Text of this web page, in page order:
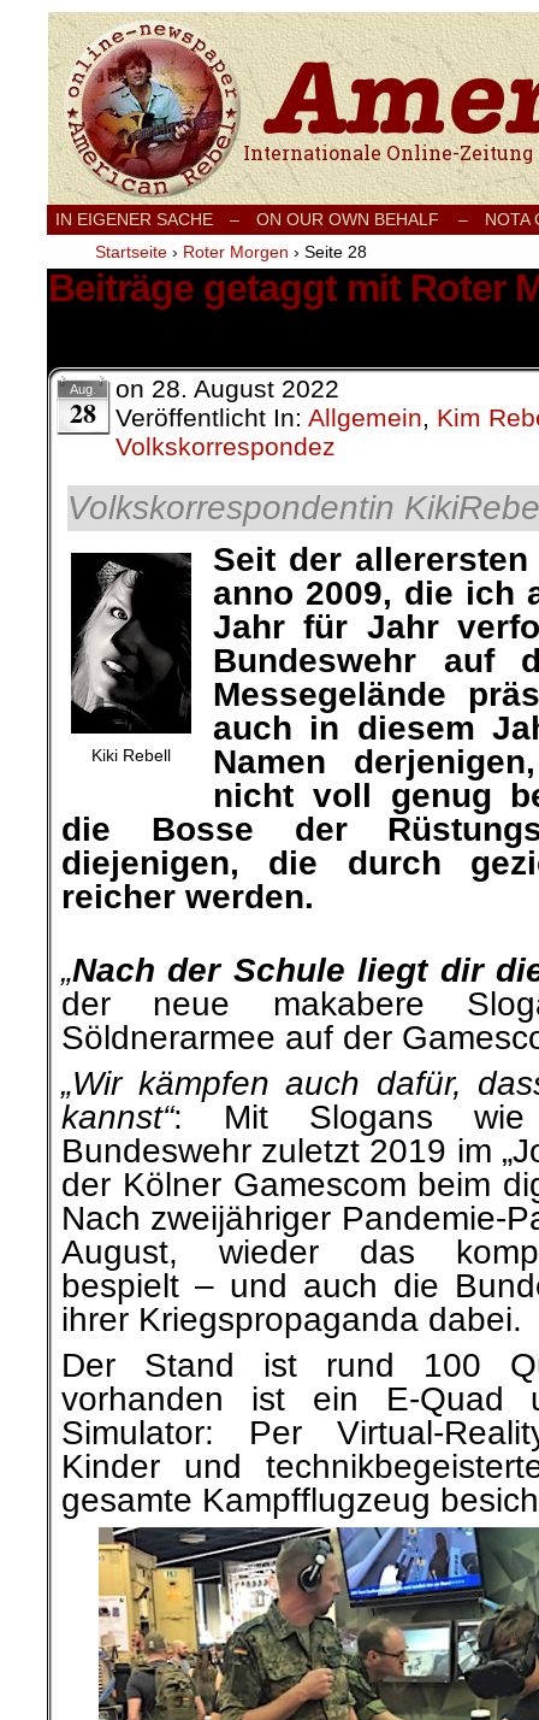
Internationale Onlinezeitung für Frieden,
IN EIGENER SACHE – ON OUR OWN BEHALF –
NOTA
Startseite › Roter Morgen › Seite 28
Beiträge getaggt mit Roter
Aug.
28
on 28. August 2022
Veröffentlicht In: Allgemein, Kim
Volkskorrespondez
Volkskorrespondentin
Kiki Rebell
Seit der
anno 2009, die ich
Jahr für Jahr
Bundeswehr auf
Messegelände
auch in diesem
Namen
nicht voll genug
die Bosse der
diejenigen, die durch
reicher werden.
„Nach der Schule liegt dir
der neue makabere
Söldnerarmee auf der
„Wir kämpfen auch dafür,
kannst“: Mit Slogans
Bundeswehr zuletzt 2019 im
der Kölner Gamescom beim
Nach zweijähriger Pandemie-
August, wieder das
bespielt – und auch die
ihrer Kriegspropaganda dabei.
Der Stand ist rund 100
vorhanden ist ein E-Quad
Simulator: Per Virtual-
Kinder und
gesamte Kampfflugzeug